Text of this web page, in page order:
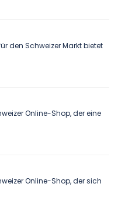
den Schweizer Markt bietet
Online-Shop, der eine
Online-Shop, der sich